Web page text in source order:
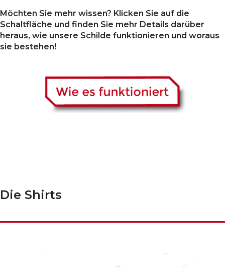
Möchten Sie mehr wissen? Klicken Sie auf die
Schaltfläche und finden Sie mehr Details darüber
heraus, wie unsere Schilde funktionieren und woraus
sie bestehen!
Die Shirts